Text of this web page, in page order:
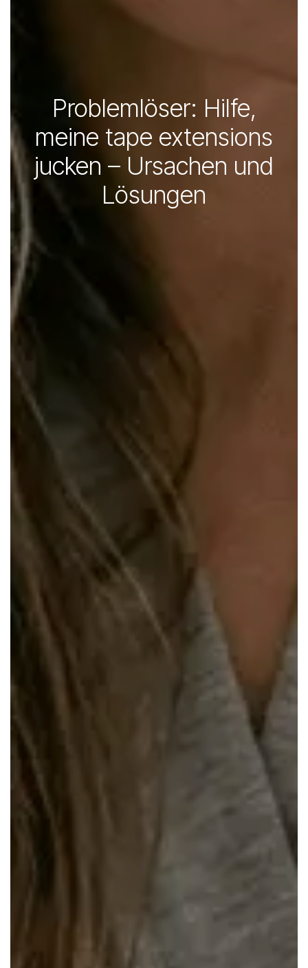
Problemlöser: Hilfe,
meine tape extensions
jucken – Ursachen und
Lösungen